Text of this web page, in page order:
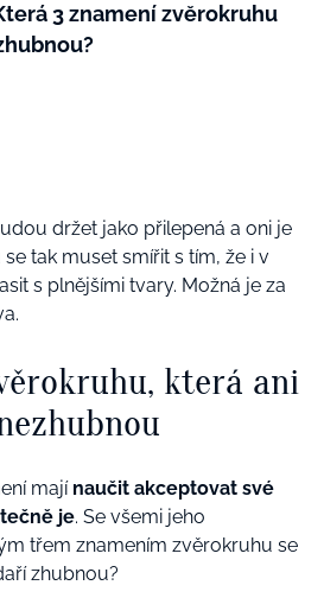
3 znamení zvěrokruhu
držet jako přilepená a oni je
tak muset smířit s tím, že i v
s plnějšími tvary. Možná je za
která ani
mají naučit akceptovat své
je. Se všemi jeho
třem znamením zvěrokruhu se
zhubnou?